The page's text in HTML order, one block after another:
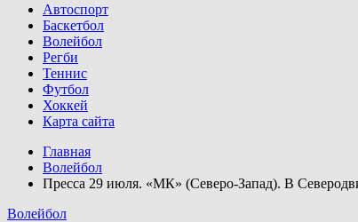
Автоспорт
Баскетбол
Волейбол
Регби
Теннис
Футбол
Хоккей
Карта сайта
Главная
Волейбол
Пресса 29 июля. «МК» (Северо-Запад). В
Волейбол